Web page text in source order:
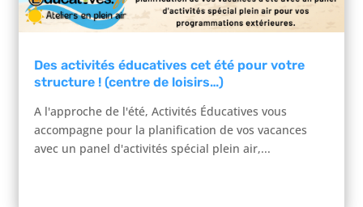
Des activités éducatives cet été pour votre
structure ! (centre de loisirs…)
A l'approche de l'été, Activités Éducatives vous
accompagne pour la planification de vos vacances
avec un panel d'activités spécial plein air,...